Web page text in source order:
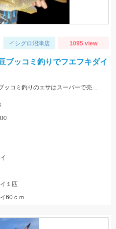
イシグロ沼津店 1095 view
ッコミ釣りでフエフキダイ
お客様より釣果情報を頂きました！ブッコミ釣りのエサはスーパーで売っているムツッコ。短い釣行時間で時合を逃さずヒットさせました。
１匹
60ｃｍ